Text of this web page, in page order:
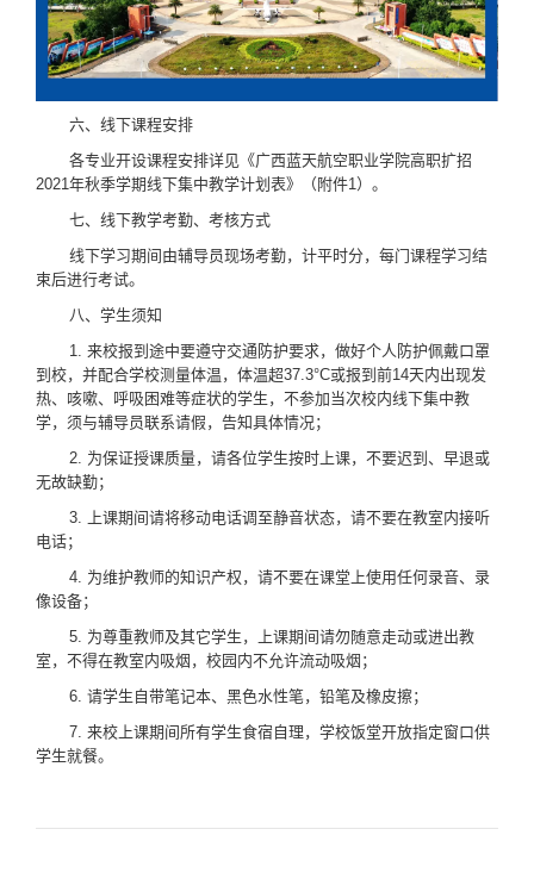
六、线下课程安排
各专业开设课程安排详见《广西蓝天航空职业学院高职扩招
2021年秋季学期线下集中教学计划表》（附件1）。
七、线下教学考勤、考核方式
线下学习期间由辅导员现场考勤，计平时分，每门课程学习结
束后进行考试。
八、学生须知
1. 来校报到途中要遵守交通防护要求，做好个人防护佩戴口罩
到校，并配合学校测量体温，体温超37.3°C或报到前14天内出现发
热、咳嗽、呼吸困难等症状的学生，不参加当次校内线下集中教
学，须与辅导员联系请假，告知具体情况；
2. 为保证授课质量，请各位学生按时上课，不要迟到、早退或
无故缺勤；
3. 上课期间请将移动电话调至静音状态，请不要在教室内接听
电话；
4. 为维护教师的知识产权，请不要在课堂上使用任何录音、录
像设备；
5. 为尊重教师及其它学生，上课期间请勿随意走动或进出教
室，不得在教室内吸烟，校园内不允许流动吸烟；
6. 请学生自带笔记本、黑色水性笔，铅笔及橡皮擦；
7. 来校上课期间所有学生食宿自理，学校饭堂开放指定窗口供
学生就餐。